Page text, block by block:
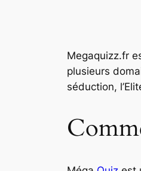
Megaquizz.fr
plusieurs
séduction,